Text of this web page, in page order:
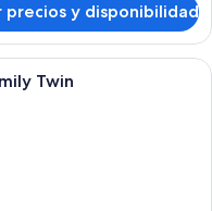
precios y disponibilidad
de hotel con dos camas,
Twin